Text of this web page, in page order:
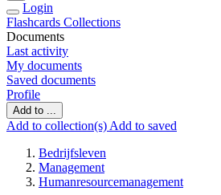
Login
Flashcards Collections
Documents
Last activity
My documents
Saved documents
Profile
Add to ...
Add to collection(s) Add to saved
Bedrijfsleven
Management
Humanresourcemanagement